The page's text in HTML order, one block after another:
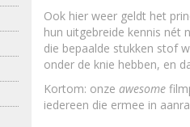
Ook hier weer geldt het
hun uitgebreide kennis nét
die bepaalde stukken stof
onder de knie hebben, en
Kortom: onze awesome
iedereen die ermee in